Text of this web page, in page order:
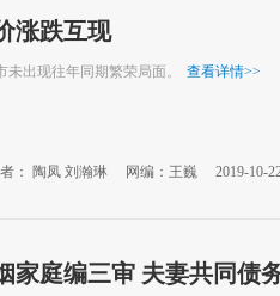
涨跌互现
未出现往年同期繁荣局面。 查看详情>>
： 陶凤 刘瀚琳 网编：王巍 2019-10-22
家庭编三审 夫妻共同债